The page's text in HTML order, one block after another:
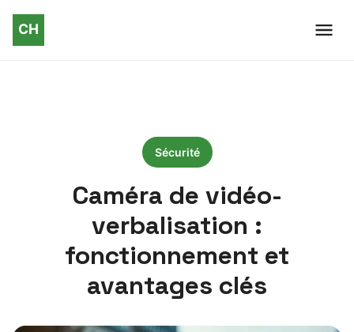
Sécurité
Caméra de vidéo-
verbalisation :
fonctionnement et
avantages clés